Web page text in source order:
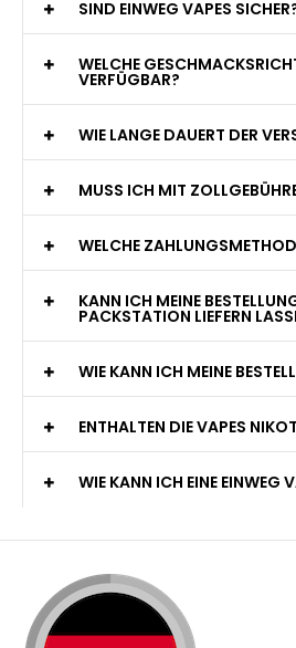
SIND EINWEG VAPES
WELCHE
VERFÜGBAR?
WIE LANGE DAUERT DER
MUSS ICH MIT
WELCHE
KANN ICH MEINE
PACKSTATION LIEFERN
WIE KANN ICH MEINE
ENTHALTEN DIE VAPES
WIE KANN ICH EINE EINWEG